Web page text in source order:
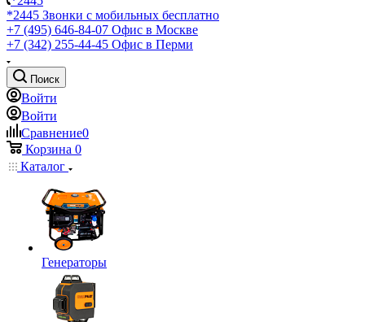
*2445 Звонки с мобильных бесплатно
+7 (495) 646-84-07 Офис в Москве
+7 (342) 255-44-45 Офис в Перми
Поиск
Войти
Войти
Сравнение0
Корзина 0
Каталог
Генераторы